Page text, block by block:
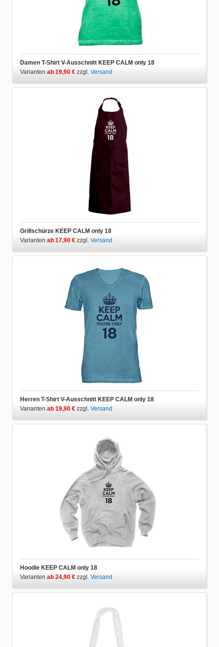
Damen T-Shirt V-Ausschnitt KEEP CALM only 18
Varianten ab 19,90 € zzgl. Versand
Grillschürze KEEP CALM only 18
Varianten ab 17,90 € zzgl. Versand
Herren T-Shirt V-Ausschnitt KEEP CALM only 18
Varianten ab 19,90 € zzgl. Versand
Hoodie KEEP CALM only 18
Varianten ab 24,90 € zzgl. Versand